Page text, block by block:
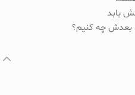
یابد
بعدش چه کنیم؟